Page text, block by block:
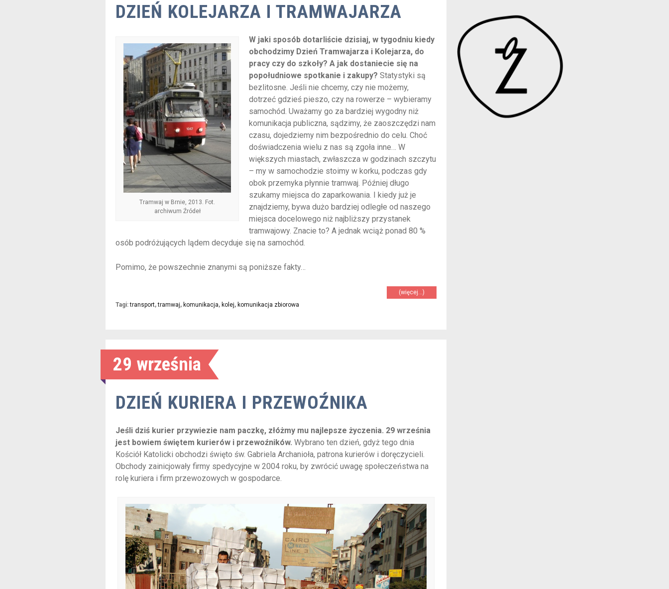
DZIEŃ KOLEJARZA I TRAMWAJARZA
Tramwaj w Brnie, 2013. Fot.
archiwum Źródeł
W jaki sposób dotarliście dzisiaj, w tygodniu kiedy
obchodzimy Dzień Tramwajarza i Kolejarza, do
pracy czy do szkoły? A jak dostaniecie się na
popołudniowe spotkanie i zakupy? Statystyki są
bezlitosne. Jeśli nie chcemy, czy nie możemy,
dotrzeć gdzieś pieszo, czy na rowerze – wybieramy
samochód. Uważamy go za bardziej wygodny niż
komunikacja publiczna, sądzimy, że zaoszczędzi nam
czasu, dojedziemy nim bezpośrednio do celu. Choć
doświadczenia wielu z nas są zgoła inne… W
większych miastach, zwłaszcza w godzinach szczytu
– my w samochodzie stoimy w korku, podczas gdy
obok przemyka płynnie tramwaj. Później długo
szukamy miejsca do zaparkowania. I kiedy już je
znajdziemy, bywa dużo bardziej odległe od naszego
miejsca docelowego niż najbliższy przystanek
tramwajowy. Znacie to? A jednak wciąż ponad 80 %
osób podróżujących lądem decyduje się na samochód.
Pomimo, że powszechnie znanymi są poniższe fakty…
(więcej…)
Tagi:transport,tramwaj, komunikacja, kolej, komunikacja zbiorowa
29 września
DZIEŃ KURIERA I PRZEWOŹNIKA
Jeśli dziś kurier przywiezie nam paczkę, złóżmy mu najlepsze życzenia. 29 września
jest bowiem świętem kurierów i przewoźników. Wybrano ten dzień, gdyż tego dnia
Kościół Katolicki obchodzi święto św. Gabriela Archanioła, patrona kurierów i doręczycieli.
Obchody zainicjowały firmy spedycyjne w 2004 roku, by zwrócić uwagę społeczeństwa na
rolę kuriera i firm przewozowych w gospodarce.